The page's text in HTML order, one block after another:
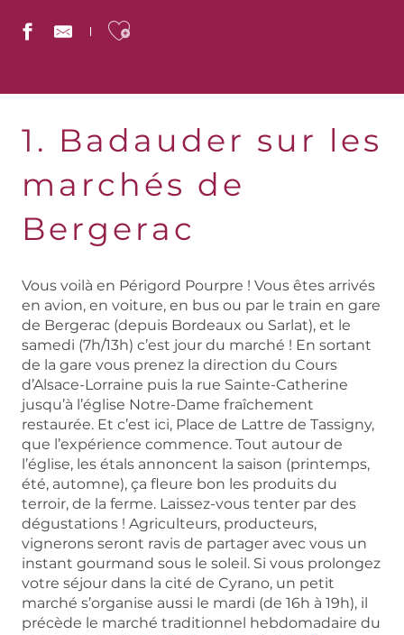
Ajouter aux favoris
1. Badauder sur les
marchés de
Bergerac
Vous voilà en Périgord Pourpre ! Vous êtes arrivés
en avion, en voiture, en bus ou par le train en gare
de Bergerac (depuis Bordeaux ou Sarlat), et le
samedi (7h/13h) c’est jour du marché ! En sortant
de la gare vous prenez la direction du Cours
d’Alsace-Lorraine puis la rue Sainte-Catherine
jusqu’à l’église Notre-Dame fraîchement
restaurée. Et c’est ici, Place de Lattre de Tassigny,
que l’expérience commence. Tout autour de
l’église, les étals annoncent la saison (printemps,
été, automne), ça fleure bon les produits du
terroir, de la ferme. Laissez-vous tenter par des
dégustations ! Agriculteurs, producteurs,
vignerons seront ravis de partager avec vous un
instant gourmand sous le soleil. Si vous prolongez
votre séjour dans la cité de Cyrano, un petit
marché s’organise aussi le mardi (de 16h à 19h), il
précède le marché traditionnel hebdomadaire du